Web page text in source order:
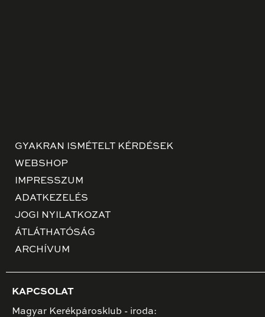
GYAKRAN ISMÉTELT KÉRDÉSEK
WEBSHOP
IMPRESSZUM
ADATKEZELÉS
JOGI NYILATKOZAT
ÁTLÁTHATÓSÁG
ARCHÍVUM
KAPCSOLAT
Magyar Kerékpárosklub - iroda: